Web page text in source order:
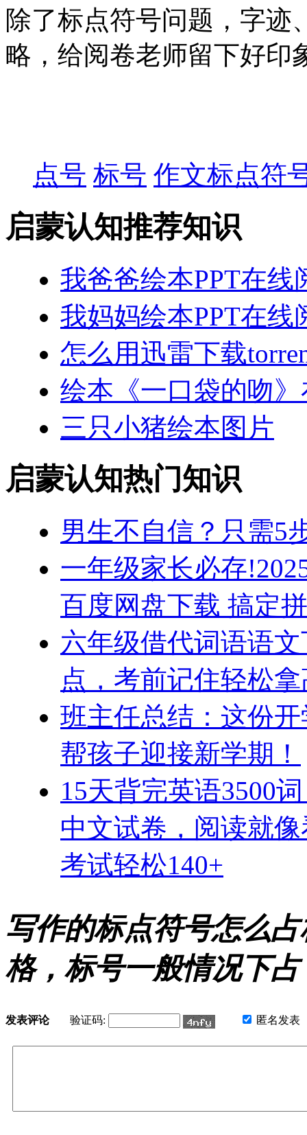
除了标点符号问题，字迹
略，给阅卷老师留下好印
点号 标号 作文标点符
启蒙认知推荐知识
我爸爸绘本PPT在线
我妈妈绘本PPT在线
怎么用迅雷下载
绘本《一口袋的吻
三只小猪绘本图片
启蒙认知热门知识
男生不自信？只需5
一年级家长必存
百度网盘下载 搞定
六年级借代词语语
点，考前记住轻松
班主任总结：这份
帮孩子迎接新学期！
15天背完英语3500
中文试卷，阅读就
考试轻松140+
写作的标点符号怎么
格，标号一般情况下占
发表评论 验证码: 匿名发表